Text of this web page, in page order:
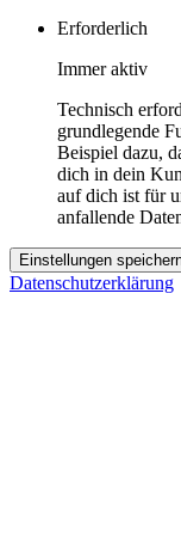
Erforderlich
Immer aktiv
Technisch
grundlegende
Beispiel dazu,
dich in dein
auf dich ist für
anfallende
Einstellungen
Datenschutzerklärung